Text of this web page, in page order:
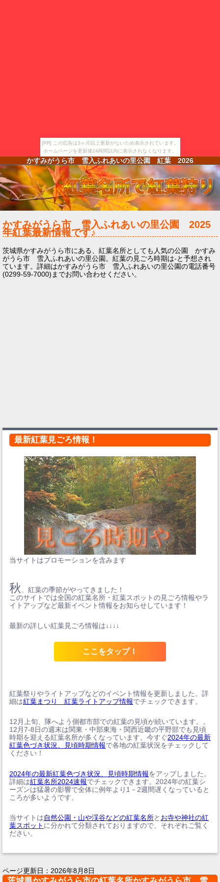
[PR] この広告は3ヶ月以上更新がないため表示されています。
ホームページを更新後24時間以内に表示されなくなります。
かすみがうら市 雪入ふれあいの里公園 紅葉 2026
かすみがうら市 雪入ふれあいの里公園 2025
年紅葉最新情報です♪
茨城県かすみがうら市にある、紅葉名所としても人気の公園 かすみ
がうら市 雪入ふれあいの里公園。紅葉の見ごろ時期は-と予想され
ています。詳細はかすみがうら市 雪入ふれあいの里公園の電話番号
(0299-59-7000)までお問い合わせください。
最新紅葉見ごろ情報！
当サイトはプロモーションを含みます
秋
、紅葉の季節がやってきました！
このサイトでは全国の紅葉名所・紅葉スポットの見ごろ情報やラ
イトアップなど最新イベント情報をお知らせしています！
最新の詳しい紅葉見ごろ情報は↓↓↓↓
ここをタップ！
紅葉祭りやライトアップなどのイベント情報を更新しました。詳
細は紅葉まつり 紅葉ライトアップ情報でチェックできます。
12月上旬、隊へよう側都市部での紅葉の見頃が続いています。。
12月7-8日の週末は関東・中部東海・関西近畿の平野部でも見頃
時期を迎える紅葉名所が多くなっています。今すぐ2024年の最新
紅葉色づき状況、見頃時期情報で各地の紅葉状況をチェックして
ください！
2024年の最新紅葉色づき状況、見頃時期情報をアップしました。
詳細は紅葉名所2024速報でチェックできます。2024年の紅葉シ
ーズンは猛暑の影響で全体に例年より1－2週間遅くなっていると
ころが多いようです。
当サイトは自然公園・山や渓谷などの紅葉名所と お寺や神社の紅
葉スポット に分かれて分類されておりますので、それぞれご覧く
ださい。
ページ更新日： 2026年8月8日